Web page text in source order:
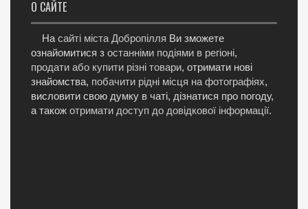
О САЙТЕ
На сайті міста Добропілля Ви зможете
ознайомитися з останніми подіями в регіоні,
продати або купити різні товари, отримати нові
знайомства, побачити рідні місця на фотографіях,
висловити свою думку в чаті, дізнатися про погоду,
а також отримати доступ до довідкової інформації.